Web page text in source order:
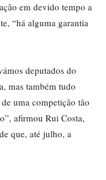
em devido tempo a
“há alguma garantia
deputados do
mas também tudo
uma competição tão
afirmou Rui Costa,
que, até julho, a